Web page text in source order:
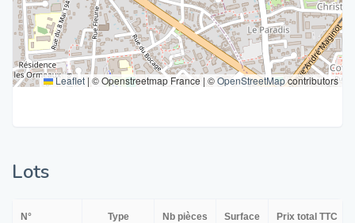
Leaflet | © Openstreetmap France | ©OpenStreetMapcontributors
Lots
N° Type Nb pièces Surface Prix total TTC